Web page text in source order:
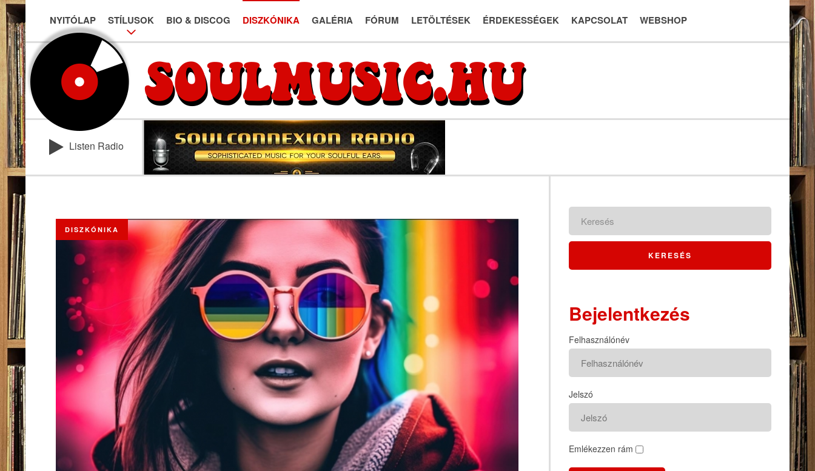
NYITÓLAP STÍLUSOK BIO & DISCOG DISZKÓNIKA GALÉRIA FÓRUM LETÖLTÉSEK ÉRDEKESSÉGEK KAPCSOLAT WEBSHOP
Listen Radio
DISZKÓNIKA
Bejelentkezés
Felhasználónév
Jelszó
Emlékezzen rám